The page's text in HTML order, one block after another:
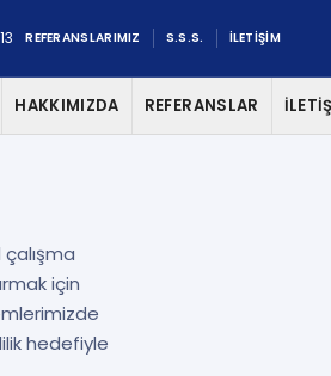
REFERANSLARIMIZ S.S.S. İLETİŞİM
HAKKIMIZDA REFERANSLAR
için
hedefiyle